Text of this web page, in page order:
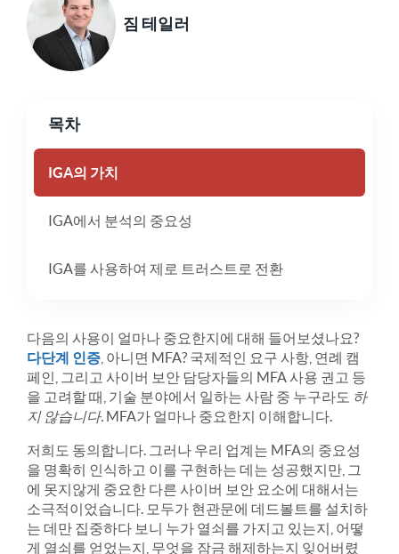
짐 테일러
목차
IGA의 가치
IGA에서 분석의 중요성
IGA를 사용하여 제로 트러스트로 전환
다음의 사용이 얼마나 중요한지에 대해 들어보셨나요?
다단계 인증 , 아니면 MFA? 국제적인 요구 사항, 연례 캠
페인, 그리고 사이버 보안 담당자들의 MFA 사용 권고 등
을 고려할 때, 기술 분야에서 일하는 사람 중 누구라도 하
지 않습니다. MFA가 얼마나 중요한지 이해합니다.
저희도 동의합니다. 그러나 우리 업계는 MFA의 중요성
을 명확히 인식하고 이를 구현하는 데는 성공했지만, 그
에 못지않게 중요한 다른 사이버 보안 요소에 대해서는
소극적이었습니다. 모두가 현관문에 데드볼트를 설치하
는 데만 집중하다 보니 누가 열쇠를 가지고 있는지, 어떻
게 열쇠를 얻었는지, 무엇을 잠금 해제하는지 잊어버렸